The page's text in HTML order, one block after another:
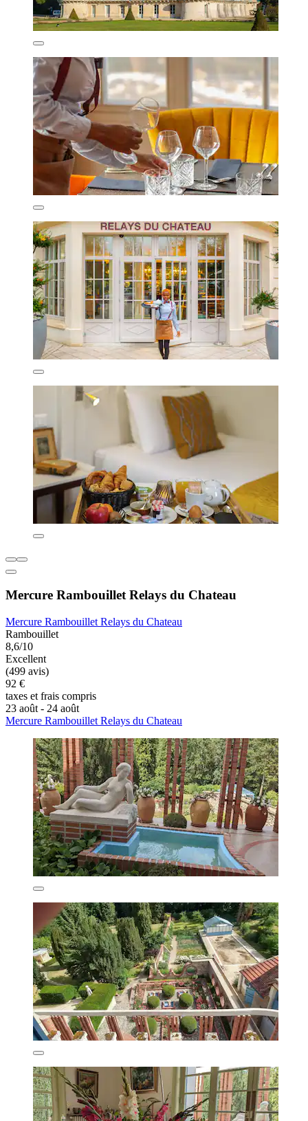
Mercure Rambouillet Relays du Chateau
Mercure Rambouillet Relays du Chateau
Rambouillet
8,6/10
Excellent
(499 avis)
92 €
taxes et frais compris
23 août - 24 août
Mercure Rambouillet Relays du Chateau